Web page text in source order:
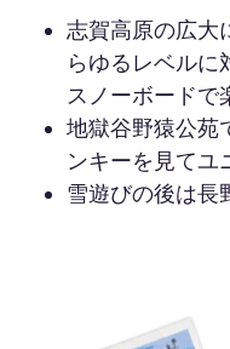
志賀高原の広大
らゆるレベルに
スノーボードで
地獄谷野猿公苑
ンキーを見てユ
雪遊びの後は長